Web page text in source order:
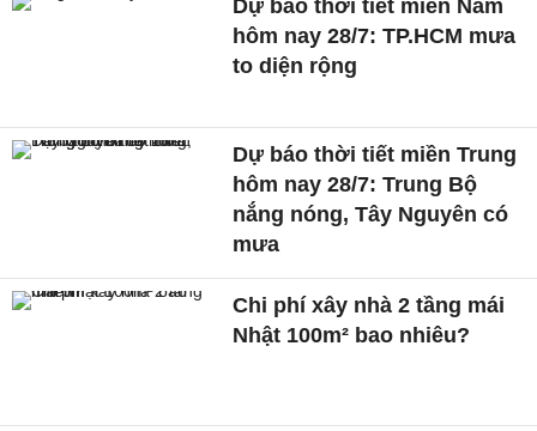
Dự báo thời tiết miền Nam
hôm nay 28/7: TP.HCM mưa
to diện rộng
Dự báo thời tiết miền Trung
hôm nay 28/7: Trung Bộ
nắng nóng, Tây Nguyên có
mưa
Chi phí xây nhà 2 tầng mái
Nhật 100m² bao nhiêu?